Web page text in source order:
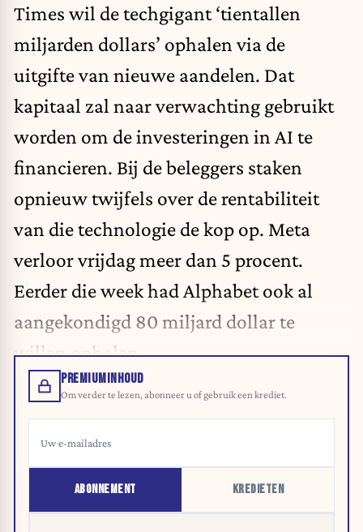
Times wil de techgigant ‘tientallen
miljarden dollars’ ophalen via de
uitgifte van nieuwe aandelen. Dat
kapitaal zal naar verwachting gebruikt
worden om de investeringen in AI te
financieren. Bij de beleggers staken
opnieuw twijfels over de rentabiliteit
van die technologie de kop op. Meta
verloor vrijdag meer dan 5 procent.
Eerder die week had Alphabet ook al
aangekondigd 80 miljard dollar te
willen ophalen.
PREMIUMINHOUD
Om verder te lezen, abonneer u of gebruik een krediet.
ABONNEMENT KREDIETEN